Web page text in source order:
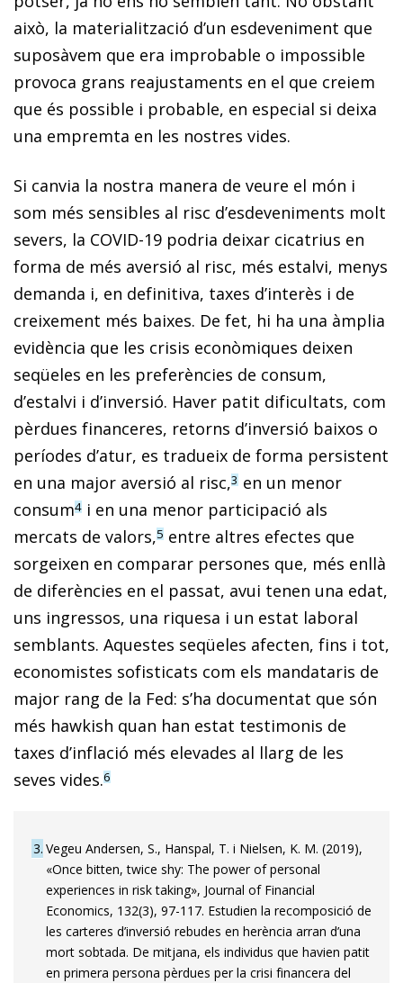
això, la materialització d’un esdeveniment que
suposàvem que era improbable o impossible
provoca grans reajustaments en el que creiem
que és possible i probable, en especial si deixa
una empremta en les nostres vides.
Si canvia la nostra manera de veure el món i
som més sensibles al risc d’esdeveniments molt
severs, la COVID-19 podria deixar cicatrius en
forma de més aversió al risc, més estalvi, menys
demanda i, en definitiva, taxes d’interès i de
creixement més baixes. De fet, hi ha una àmplia
evidència que les crisis econòmiques deixen
seqüeles en les preferències de consum,
d’estalvi i d’inversió. Haver patit dificultats, com
pèrdues financeres, retorns d’inversió baixos o
períodes d’atur, es tradueix de forma persistent
en una major aversió al risc,3 en un menor
consum4 i en una menor participació als
mercats de valors,5 entre altres efectes que
sorgeixen en comparar persones que, més enllà
de diferències en el passat, avui tenen una edat,
uns ingressos, una riquesa i un estat laboral
semblants. Aquestes seqüeles afecten, fins i tot,
economistes sofisticats com els mandataris de
major rang de la Fed: s’ha documentat que són
més hawkish quan han estat testimonis de
taxes d’inflació més elevades al llarg de les
seves vides.6
3 Vegeu Andersen, S., Hanspal, T. i Nielsen, K. M. (2019),
«Once bitten, twice shy: The power of personal
experiences in risk taking», Journal of Financial
Economics, 132(3), 97-117. Estudien la recomposició de
les carteres d’inversió rebudes en herència arran d’una
mort sobtada. De mitjana, els individus que havien patit
en primera persona pèrdues per la crisi financera del